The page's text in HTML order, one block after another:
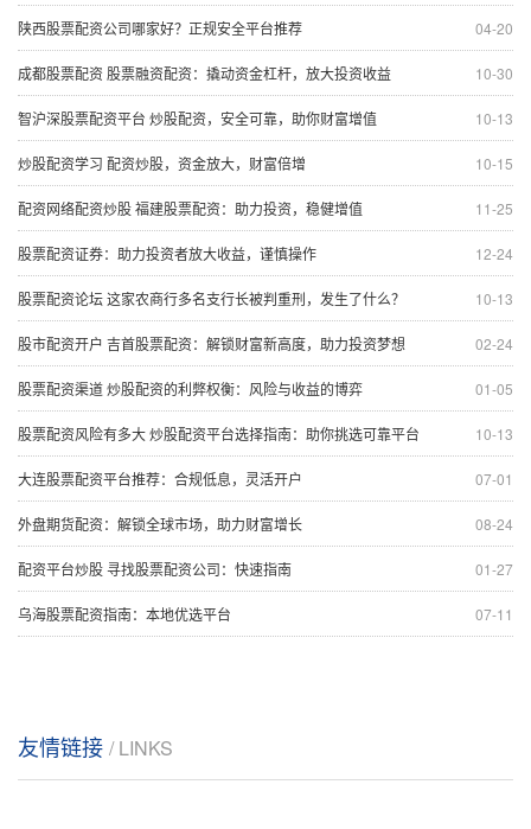
04-20
陕西股票配资公司哪家好？正规安全平台推荐
10-30
成都股票配资 股票融资配资：撬动资金杠杆，放大投资收益
10-13
智沪深股票配资平台 炒股配资，安全可靠，助你财富增值
10-15
炒股配资学习 配资炒股，资金放大，财富倍增
11-25
配资网络配资炒股 福建股票配资：助力投资，稳健增值
12-24
股票配资证券：助力投资者放大收益，谨慎操作
10-13
股票配资论坛 这家农商行多名支行长被判重刑，发生了什么？
02-24
股市配资开户 吉首股票配资：解锁财富新高度，助力投资梦想
01-05
股票配资渠道 炒股配资的利弊权衡：风险与收益的博弈
10-13
股票配资风险有多大 炒股配资平台选择指南：助你挑选可靠平台
07-01
大连股票配资平台推荐：合规低息，灵活开户
08-24
外盘期货配资：解锁全球市场，助力财富增长
01-27
配资平台炒股 寻找股票配资公司：快速指南
07-11
乌海股票配资指南：本地优选平台
友情链接 / LINKS